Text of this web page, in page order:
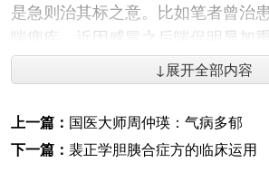
是急则治其标之意。比如笔者曾治
喘痼疾，近因感冒之后喘促明显加
平喘之剂。可近5日以来，突然出
通，气喘随之加剧。邀余前往会诊
腹胀便闭在急，当务之急，必须先
危为安。”遂处以小承气汤重剂，一
而腹胀除，气喘随之大减。
↓展开全部内容
上一篇： 国医大师周仲瑛：气病多郁
下一篇： 裴正学胆胰合症方的临床运用